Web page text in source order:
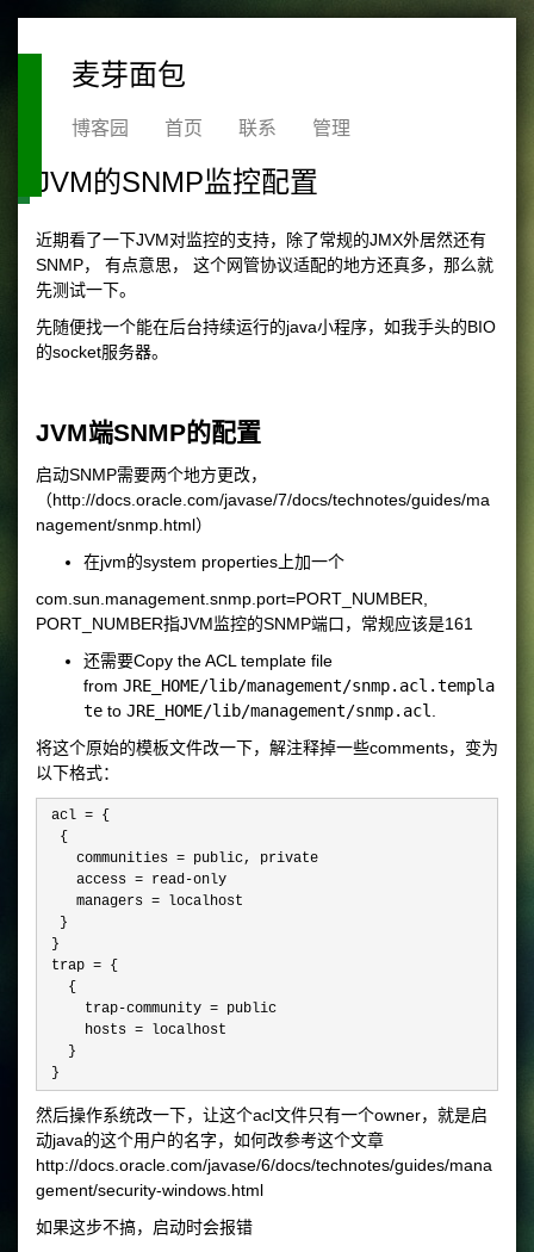
麦芽面包
博客园 首页 联系 管理
JVM的SNMP监控配置
近期看了一下JVM对监控的支持，除了常规的JMX外居然还有
SNMP， 有点意思， 这个网管协议适配的地方还真多，那么就
先测试一下。
先随便找一个能在后台持续运行的java小程序，如我手头的BIO
的socket服务器。
JVM端SNMP的配置
启动SNMP需要两个地方更改，
（http://docs.oracle.com/javase/7/docs/technotes/guides/ma
nagement/snmp.html）
在jvm的system properties上加一个
com.sun.management.snmp.port=PORT_NUMBER,
PORT_NUMBER指JVM监控的SNMP端口，常规应该是161
还需要Copy the ACL template file
from JRE_HOME/lib/management/snmp.acl.templa
te to JRE_HOME/lib/management/snmp.acl
将这个原始的模板文件改一下，解注释掉一些comments，变为
以下格式：
acl = {
  {
    communities
= public,
private
    access
= read-only
    managers
= localhost
  }
}
trap = {
   {
     trap-community
= public
     hosts
= localhost
   }
}
然后操作系统改一下，让这个acl文件只有一个owner，就是启
动java的这个用户的名字，如何改参考这个文章
http://docs.oracle.com/javase/6/docs/technotes/guides/mana
gement/security-windows.html
如果这步不搞，启动时会报错